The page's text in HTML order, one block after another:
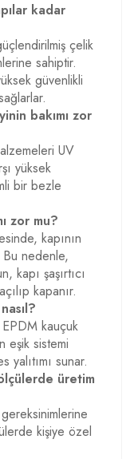
kadar
çelik
sahiptir.
güvenlikli
bakımı zor
UV
yüksek
bir bezle
zor mu?
kapının
Bu nedenle,
kapı şaşırtıcı
kapanır.
kauçuk
eşik sistemi
yalıtımı sunar.
üretim
kişiye özel